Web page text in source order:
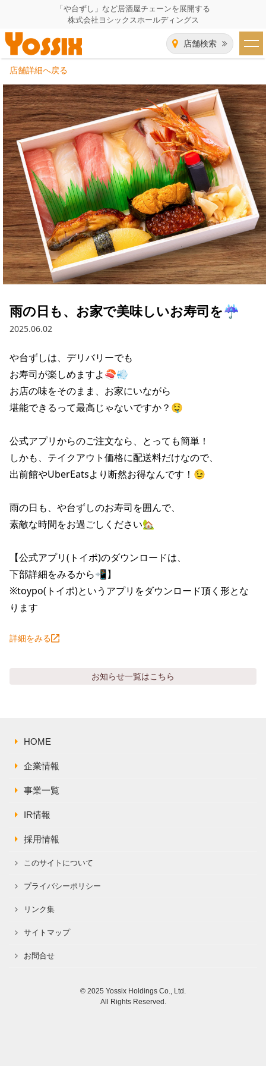
「や台ずし」など居酒屋チェーンを展開する
株式会社ヨシックスホールディングス
店舗検索
HOME
企業情報
企業情報トップ
代表者あいさつ
グループ会社
会社概要
沿革
経営陣
所在地
事業一覧
飲食事業紹介
飲食事業紹介トップ
や台ずし
ニパチ
これや
焼とりてっぱん
玉鋼
せんと
華花
IR（株主・投資家）情報
IR情報トップ
会長メッセージ
コーポレートガバナンス
業績推移
財政状況
株式情報
IRライブラリ
決算短信
決算説明資料
株主通信
その他IR資料
適時開示資料
株価情報
電子公告
採用情報
採用情報トップ
パート・アルバイト
店舗物件・店舗施工管理業者の募集
お問い合わせ
IRお問い合わせ
ご意見・アンケート（ご来店の方）
プライバシーポリシー
リンク集
サイトマップ
店舗詳細へ戻る
雨の日も、お家で美味しいお寿司を☔️
2025.06.02
や台ずしは、デリバリーでも
お寿司が楽しめますよ🍣💨
お店の味をそのまま、お家にいながら
堪能できるって最高じゃないですか？🤤
公式アプリからのご注文なら、とっても簡単！
しかも、テイクアウト価格に配送料だけなので、
出前館やUberEatsより断然お得なんです！😉
雨の日も、や台ずしのお寿司を囲んで、
素敵な時間をお過ごしください🏡
【公式アプリ(トイポ)のダウンロードは、
下部詳細をみるから📲】
※toypo(トイポ)というアプリをダウンロード頂く形とな
ります
詳細をみる
お知らせ一覧はこちら
HOME
企業情報
事業一覧
IR情報
採用情報
このサイトについて
プライバシーポリシー
リンク集
サイトマップ
お問合せ
© 2025 Yossix Holdings Co., Ltd.
All Rights Reserved.